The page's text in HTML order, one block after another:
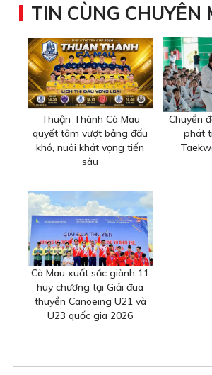
TIN CÙNG CHUYÊN
Thuận Thành Cà Mau
quyết tâm vượt bảng đấu
khó, nuôi khát vọng tiến
sâu
Chuyển
phát
Cà Mau xuất sắc giành 11
huy chương tại Giải đua
thuyền Canoeing U21 và
U23 quốc gia 2026